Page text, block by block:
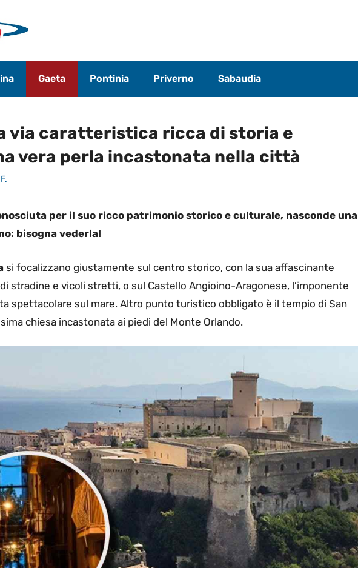
Gaeta Pontinia Priverno Sabaudia
via caratteristica ricca di storia e
vera perla incastonata nella città
per il suo ricco patrimonio storico e culturale, nasconde una
bisogna vederla!
si focalizzano giustamente sul centro storico, con la sua affascinante
stradine e vicoli stretti, o sul Castello Angioino-Aragonese, l’imponente
spettacolare sul mare. Altro punto turistico obbligato è il tempio di San
chiesa incastonata ai piedi del Monte Orlando.